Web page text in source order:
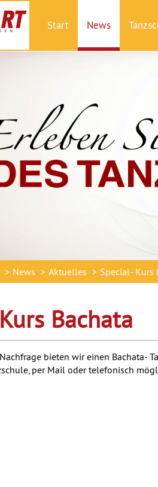
Start News
News Aktuelles Special- Kurs
Bachata
bieten wir einen Bachata-
per Mail oder telefonisch